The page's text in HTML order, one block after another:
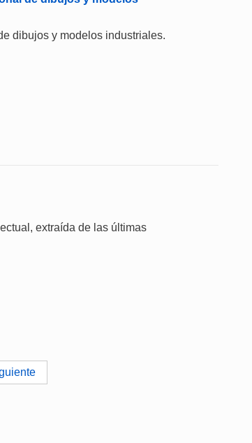
dibujos y modelos industriales.
extraída de las últimas